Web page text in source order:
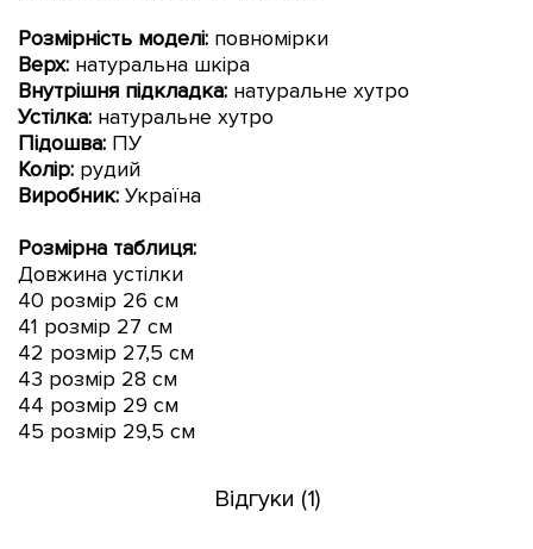
Розмірність моделі: повномірки
Верх: натуральна шкіра
Внутрішня підкладка: натуральне хутро
Устілка: натуральне хутро
Підошва: ПУ
Колір: рудий
Виробник: Україна
Розмірна таблиця:
Довжина устілки
40 розмір 26 см
41 розмір 27 см
42 розмір 27,5 см
43 розмір 28 см
44 розмір 29 см
45 розмір 29,5 см
Відгуки (1)